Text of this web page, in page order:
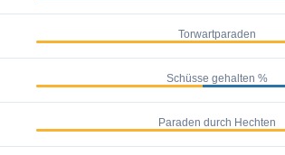
Torwartparaden
Schüsse gehalten %
Paraden durch Hechten